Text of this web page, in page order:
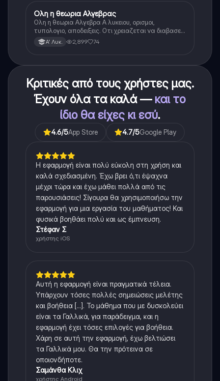
Μαθηματικά
Ολη η θεωρια Αλγεβρας
Ολη η θεωρια Αλγεβρα Α λυκειου, ορισμοι,
τυπολογιο, αποδειξεις. Οτι χρειαζεται να διαβασεις
για το θεωρητικο κομματι της αλγεβρας.
Α' Λυκ. 2,899 74
Κριτικές από τους χρήστες μας.
Έχουν όλα τα καλά — και το
ίδιο θα είχες κι εσύ.
4.6/5App Store 4.7/5Google Play
Η εφαρμογή είναι πολύ εύκολη στη χρήση και
καλά σχεδιασμένη. Έχω βρει ό,τι έψαχνα
μέχρι τώρα και έχω μάθει πολλά από τις
παρουσιάσεις! Σίγουρα θα χρησιμοποιήσω την
εφαρμογή για μια εργασία του μαθήματος! Και
φυσικά βοηθάει πολύ και ως έμπνευση.
Στέφαν Σ
χρήστης iOS
Αυτή η εφαρμογή είναι πραγματικά τέλεια.
Υπάρχουν τόσες πολλές σημειώσεις μελέτης
και βοήθεια [...]. Το μάθημα που με δυσκολεύει
είναι τα Γαλλικά, για παράδειγμα, και η
εφαρμογή έχει τόσες επιλογές για βοήθεια.
Χάρη σε αυτή την εφαρμογή, έχω βελτιώσει
τα Γαλλικά μου. Θα την πρότεινα σε
οποιονδήποτε.
Σαμάνθα Κλιχ
χρήστης Android